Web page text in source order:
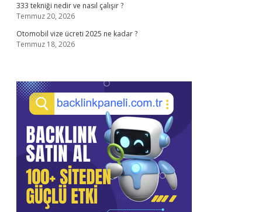
333 tekniği nedir ve nasıl çalışır ?
Temmuz 20, 2026
Otomobil vize ücreti 2025 ne kadar ?
Temmuz 18, 2026